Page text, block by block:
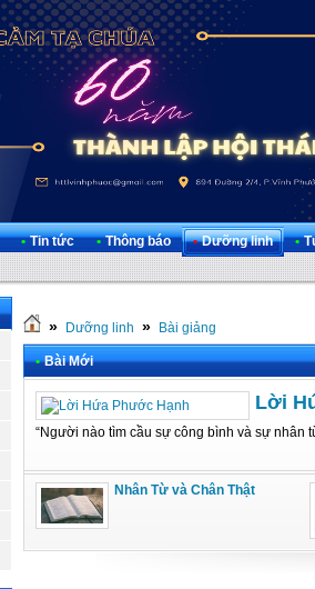
• Tin tức • Thông báo • Dưỡng linh •
» Dưỡng linh » Bài giảng
• Bài Mới
Lời
“Người nào tìm cầu sự công bình và sự nhân
Nhân Từ và Chân Thật